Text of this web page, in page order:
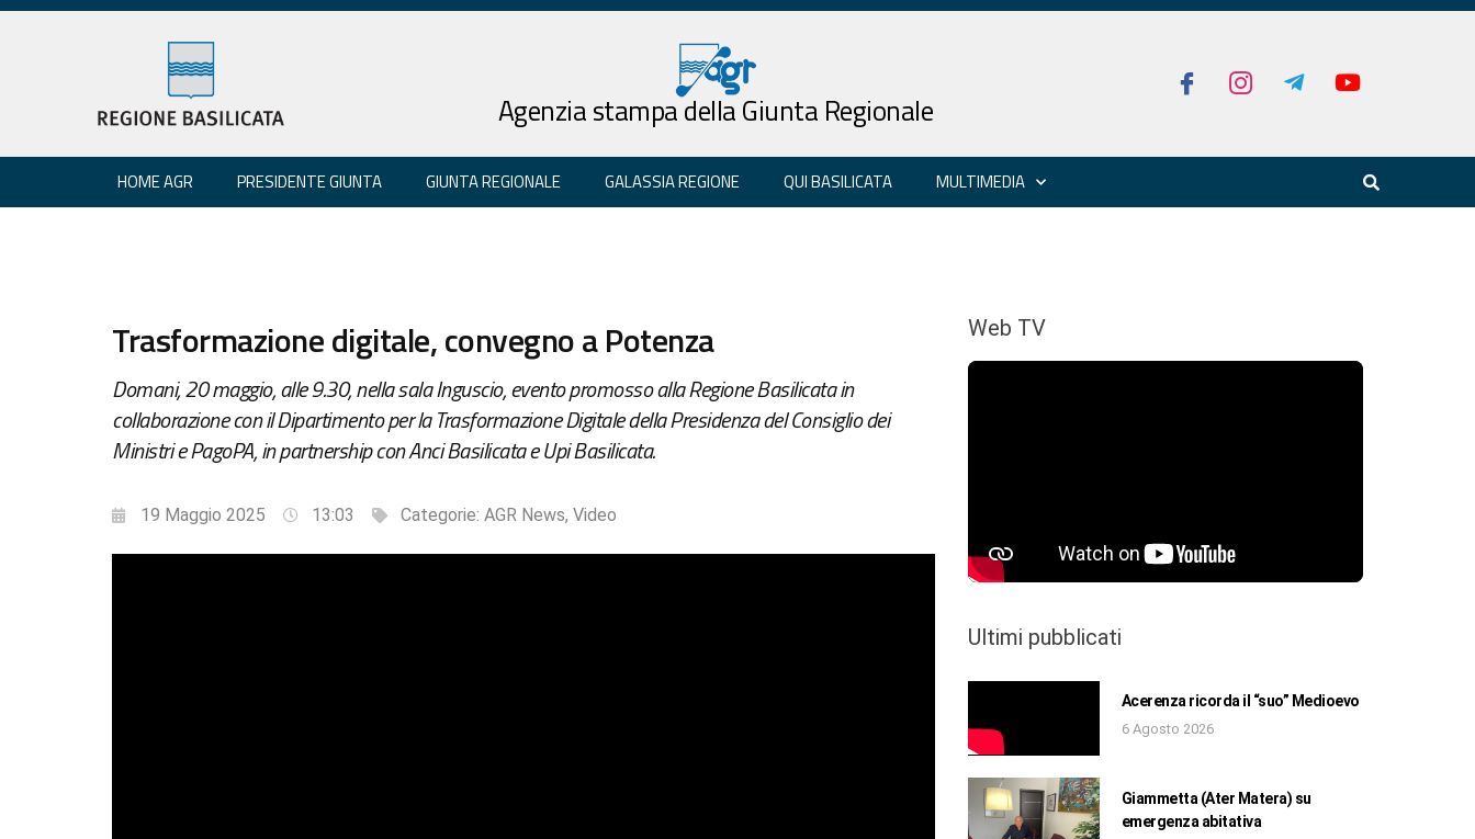
Agenzia stampa della Giunta Regionale
HOME AGR PRESIDENTE GIUNTA GIUNTA REGIONALE GALASSIA REGIONE QUI BASILICATA MULTIMEDIA
Trasformazione digitale, convegno a Potenza
Domani, 20 maggio, alle 9.30, nella sala Inguscio, evento promosso alla Regione Basilicata in
collaborazione con il Dipartimento per la Trasformazione Digitale della Presidenza del Consiglio dei
Ministri e PagoPA, in partnership con Anci Basilicata e Upi Basilicata.
19 Maggio 2025 13:03 Categorie: AGR News, Video
Web TV
Ultimi pubblicati
Acerenza ricorda il “suo” Medioevo
6 Agosto 2026
Giammetta (Ater Matera) su
emergenza abitativa